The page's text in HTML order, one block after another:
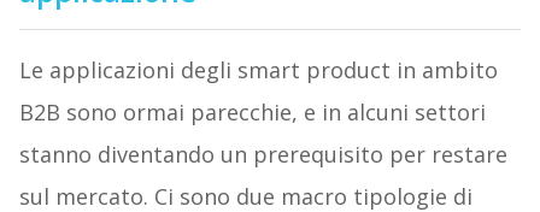
Le applicazioni degli smart product in ambito
B2B sono ormai parecchie, e in alcuni settori
stanno diventando un prerequisito per restare
sul mercato. Ci sono due macro tipologie di